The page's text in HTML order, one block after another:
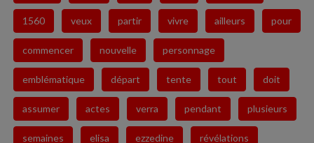
1560 veux partir vivre ailleurs pour
commencer nouvelle personnage
emblématique départ tente tout doit
assumer actes verra pendant plusieurs
semaines elisa ezzedine révélations